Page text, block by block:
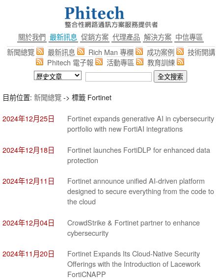
關於我們 最新訊息 促銷方案 代理產品 解決方案 中信專區
新聞總覽
最新訊息 Rich Man 專欄 成功案例
技術開講
Phitech 電子報
活動專區 教育訓練
目前位置: 新聞總覽-> 標籤 Fortinet
2024年12月25日
Fortinet expands generative AI in cybersecurity
portfolio with new FortiAI integrations
2024年12月18日
Fortinet launches FortiDLP for enhanced data
protection
2024年12月11日
Fortinet announce unified AI-driven platform
designed to secure everything from the code to
the cloud
2024年12月04日
CrowdStrike & Fortinet partner to enhance
cybersecurity
2024年11月20日
Fortinet Expands Its Cloud-Native Security
Offerings with the Introduction of Lacework
FortiCNAPP